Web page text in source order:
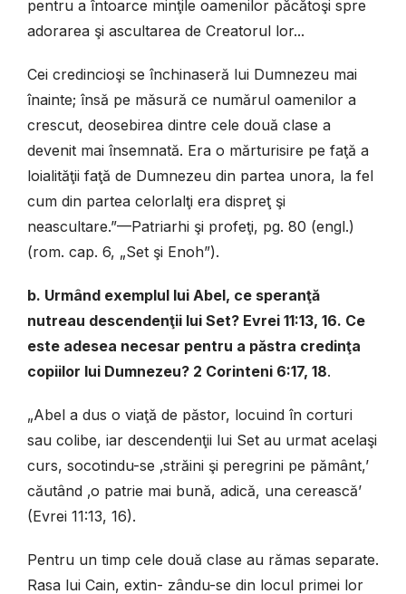
pentru a întoarce minţile oamenilor păcătoşi spre
adorarea şi ascultarea de Creatorul lor...
Cei credincioşi se închinaseră lui Dumnezeu mai
înainte; însă pe măsură ce numărul oamenilor a
crescut, deosebirea dintre cele două clase a
devenit mai însemnată. Era o mărturisire pe faţă a
loialităţii faţă de Dumnezeu din partea unora, la fel
cum din partea celorlalţi era dispreţ şi
neascultare.”—Patriarhi şi profeţi, pg. 80 (engl.)
(rom. cap. 6, „Set şi Enoh”).
b. Urmând exemplul lui Abel, ce speranţă
nutreau descendenţii lui Set? Evrei 11:13, 16. Ce
este adesea necesar pentru a păstra credinţa
copiilor lui Dumnezeu? 2 Corinteni 6:17, 18.
„Abel a dus o viaţă de păstor, locuind în corturi
sau colibe, iar descendenţii lui Set au urmat acelaşi
curs, socotindu-se ‚străini şi peregrini pe pământ,’
căutând ‚o patrie mai bună, adică, una cerească’
(Evrei 11:13, 16).
Pentru un timp cele două clase au rămas separate.
Rasa lui Cain, extin- zându-se din locul primei lor